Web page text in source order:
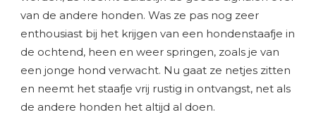
van de andere honden. Was ze pas nog zeer
enthousiast bij het krijgen van een hondenstaafje in
de ochtend, heen en weer springen, zoals je van
een jonge hond verwacht. Nu gaat ze netjes zitten
en neemt het staafje vrij rustig in ontvangst, net als
de andere honden het altijd al doen.